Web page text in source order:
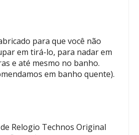
para que você não
em tirá-lo, para nadar em
e até mesmo no banho.
em banho quente).